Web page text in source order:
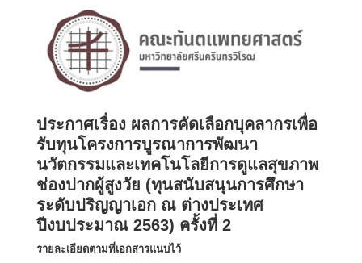
ประกาศเรื่อง ผลการคัดเลือกบุคลากรเพื่อ
รับทุนโครงการบูรณาการพัฒนา
นวัตกรรมและเทคโนโลยีการดูแลสุขภาพ
ช่องปากผู้สูงวัย (ทุนสนับสนุนการศึกษา
ระดับปริญญาเอก ณ ต่างประเทศ
ปีงบประมาณ 2563) ครั้งที่ 2
รายละเอียดตามที่เอกสารแนบไว้